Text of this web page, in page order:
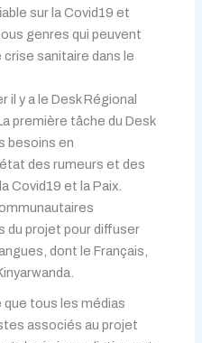
sur la Covid19 et
genres qui peuvent
sanitaire dans le
il y a le Desk Régional
première tâche du Desk
besoins en
des rumeurs et des
Covid19 et la Paix.
du projet pour diffuser
dont le Français,
que tous les médias
associés au projet